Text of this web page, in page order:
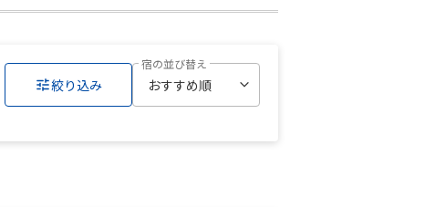
絞り込み
宿の並び替え